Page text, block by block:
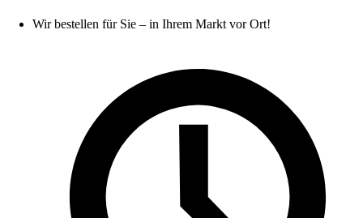
Wir bestellen für Sie – in Ihrem Markt vor Ort!